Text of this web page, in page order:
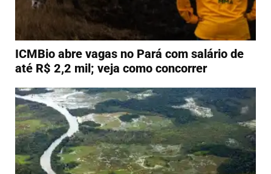
ICMBio abre vagas no Pará com salário de
até R$ 2,2 mil; veja como concorrer